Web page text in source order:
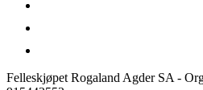
Felleskjøpet Rogaland Agder SA -